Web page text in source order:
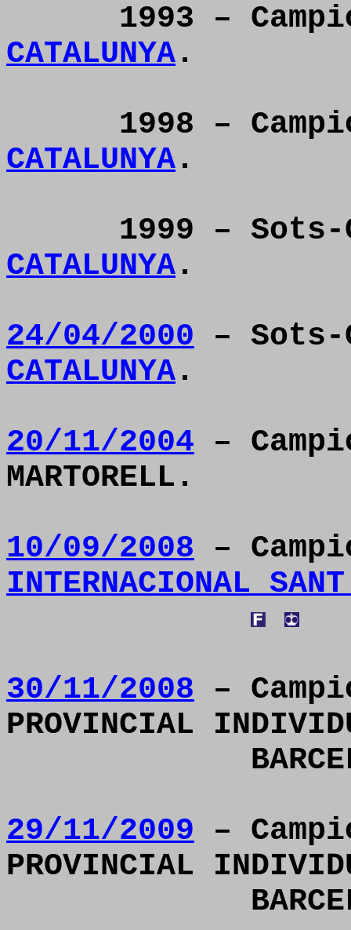
1993 –
CATALUNYA .
1998 –
CATALUNYA .
1999 –
CATALUNYA .
24/04/2000 – Sots-
CATALUNYA .
20/11/2004 –
MARTORELL.
10/09/2008 –
INTERNACIONAL
30/11/2008 –
PROVINCIAL
29/11/2009 –
PROVINCIAL